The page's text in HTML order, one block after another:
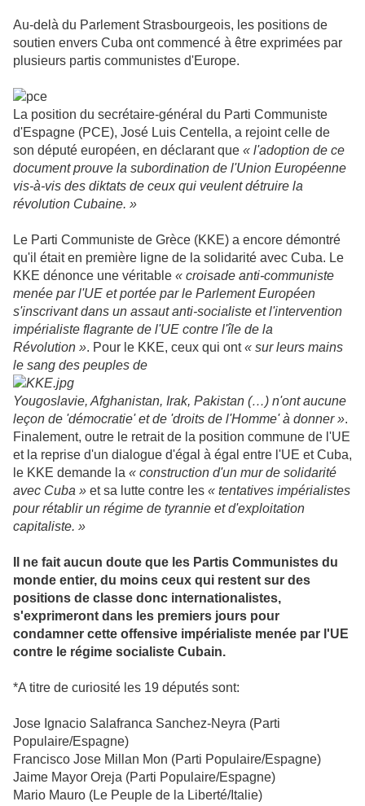
Au-delà du Parlement Strasbourgeois, les positions de
soutien envers Cuba ont commencé à être exprimées par
plusieurs partis communistes d'Europe.
La position du secrétaire-général du Parti Communiste
d'Espagne (PCE), José Luis Centella, a rejoint celle de
son député européen, en déclarant que « l'adoption de ce
document prouve la subordination de l'Union Européenne
vis-à-vis des diktats de ceux qui veulent détruire la
révolution Cubaine. »
Le Parti Communiste de Grèce (KKE) a encore démontré
qu'il était en première ligne de la solidarité avec Cuba. Le
KKE dénonce une véritable « croisade anti-communiste
menée par l'UE et portée par le Parlement Européen
s'inscrivant dans un assaut anti-socialiste et l'intervention
impérialiste flagrante de l'UE contre l'île de la
Révolution ». Pour le KKE, ceux qui ont« sur leurs mains
le sang des peuples de
Yougoslavie, Afghanistan, Irak, Pakistan (…) n'ont aucune
leçon de 'démocratie' et de 'droits de l'Homme' à donner ».
Finalement, outre le retrait de la position commune de l'UE
et la reprise d'un dialogue d'égal à égal entre l'UE et Cuba,
le KKE demande la « construction d'un mur de solidarité
avec Cuba » et sa lutte contre les « tentatives impérialistes
pour rétablir un régime de tyrannie et d'exploitation
capitaliste. »
Il ne fait aucun doute que les Partis Communistes du
monde entier, du moins ceux qui restent sur des
positions de classe donc internationalistes,
s'exprimeront dans les premiers jours pour
condamner cette offensive impérialiste menée par l'UE
contre le régime socialiste Cubain.
*A titre de curiosité les 19 députés sont:
Jose Ignacio Salafranca Sanchez-Neyra (Parti
Populaire/Espagne)
Francisco Jose Millan Mon (Parti Populaire/Espagne)
Jaime Mayor Oreja (Parti Populaire/Espagne)
Mario Mauro (Le Peuple de la Liberté/Italie)